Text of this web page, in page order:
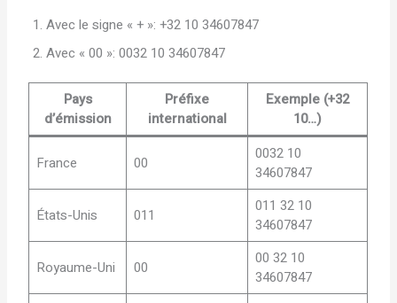
Avec le signe « + »: +32 10 34607847
Avec « 00 »: 0032 10 34607847
Pays
d’émission
Préfixe
international
Exemple (+32
10…)
France 00
0032 10
34607847
États-Unis 011
011 32 10
34607847
Royaume-Uni 00
00 32 10
34607847